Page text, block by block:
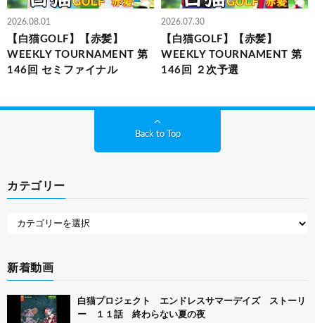
2026.08.01
【白猫GOLF】【赤髪】
WEEKLY TOURNAMENT 第
146回 セミファイナル
2026.07.30
【白猫GOLF】【赤髪】
WEEKLY TOURNAMENT 第
146回 ２次予選
Back to Top
カテゴリー
新着動画
白猫プロジェクト エンドレスサマーデイズ ストーリ
ー １１話 終わらない夏の夜